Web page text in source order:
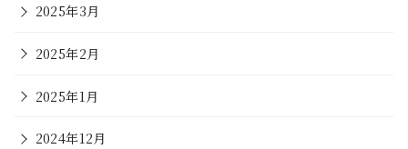
2025年3月
2025年2月
2025年1月
2024年12月